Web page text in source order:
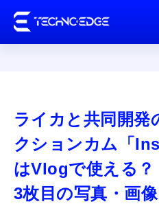
ガジ
ライカと共同開発
クションカム「
はVlogで使える
3枚目の写真・画像